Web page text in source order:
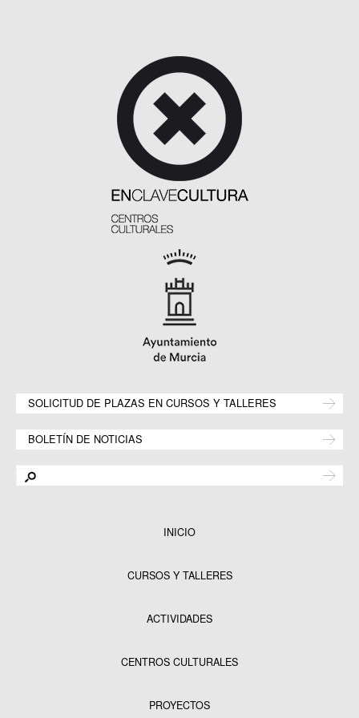
SOLICITUD DE PLAZAS EN CURSOS Y TALLERES
BOLETÍN DE NOTICIAS
INICIO
CURSOS Y TALLERES
ACTIVIDADES
CENTROS CULTURALES
PROYECTOS